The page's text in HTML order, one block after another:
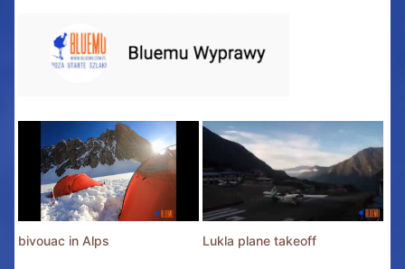
bivouac in Alps Lukla plane takeoff